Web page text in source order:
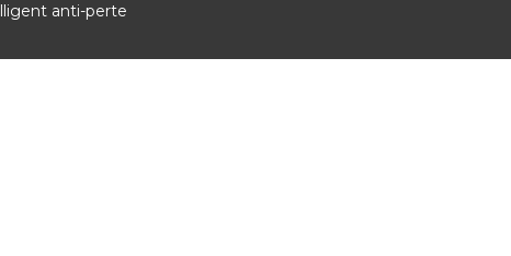
anti-perte